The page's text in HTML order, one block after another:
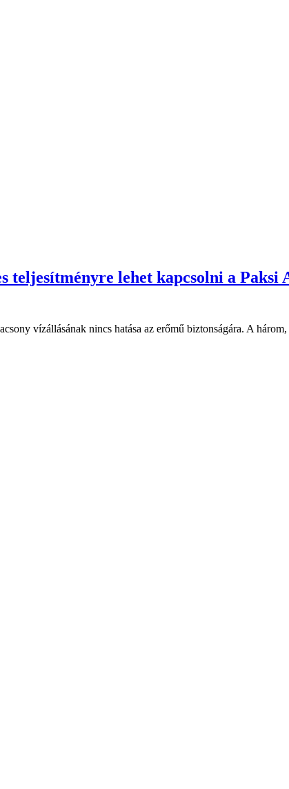
teljesítményre lehet kapcsolni a
vízállásának nincs hatása az erőmű biztonságára. A